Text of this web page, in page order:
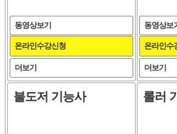
더보기
온라인수강신청
동영상보기
더보기
온라인수
동영상보
불도저 기능사 롤러